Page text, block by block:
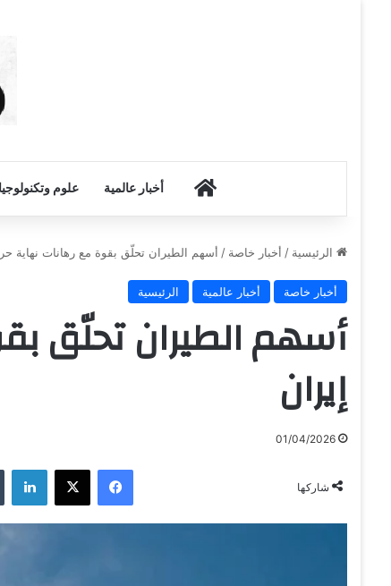
أخبار الكويت
أخبار عالمية علوم وتكنولوجيا
الرئيسية / أخبار خاصة / أسهم الطيران تحلّق بقوة مع رهانات نهاية
أخبار خاصة أخبار عالمية الرئيسية
أسهم الطيران تحلّق
إيران
01/04/2026
شاركها
فيسبوك ‫X لينكدإن